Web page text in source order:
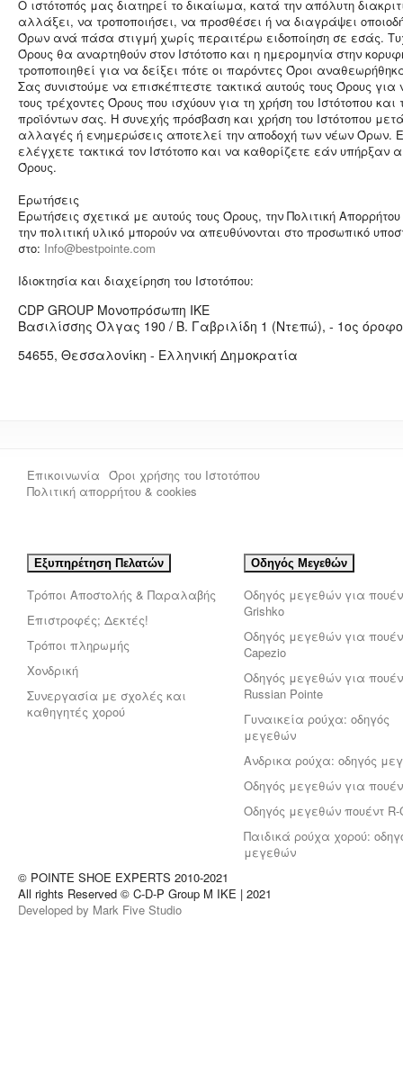
Ο ιστότοπός μας διατηρεί το δικαίωμα, κατά την απόλυτη
αλλάξει, να τροποποιήσει, να προσθέσει ή να διαγράψει
Όρων ανά πάσα στιγμή χωρίς περαιτέρω ειδοποίηση σε εσάς.
Όρους θα αναρτηθούν στον Ιστότοπο και η ημερομηνία στην
τροποποιηθεί για να δείξει πότε οι παρόντες Όροι
Σας συνιστούμε να επισκέπτεστε τακτικά αυτούς τους Όρους
τους τρέχοντες Όρους που ισχύουν για τη χρήση του Ιστότοπου
προϊόντων σας. Η συνεχής πρόσβαση και χρήση του Ιστότοπου
αλλαγές ή ενημερώσεις αποτελεί την αποδοχή των νέων Όρων.
ελέγχετε τακτικά τον Ιστότοπο και να καθορίζετε εάν υπήρξαν
Όρους.
Ερωτήσεις
Ερωτήσεις σχετικά με αυτούς τους Όρους, την Πολιτική
την πολιτική υλικό μπορούν να απευθύνονται στο προσωπικό
στο: Info@bestpointe.com
Ιδιοκτησία και διαχείρηση του Ιστοτόπου:
CDP GROUP Μονοπρόσωπη ΙΚΕ
Βασιλίσσης Όλγας 190 / Β. Γαβριλίδη 1 (Ντεπώ), - 1ος
54655, Θεσσαλονίκη - Ελληνική Δημοκρατία
Επικοινωνία Όροι χρήσης του Ιστοτόπου
Πολιτική απορρήτου & cookies
Εξυπηρέτηση Πελατών
Τρόποι Αποστολής & Παραλαβής
Επιστροφές; Δεκτές!
Τρόποι πληρωμής
Χονδρική
Συνεργασία με σχολές και
καθηγητές χορού
Οδηγός Μεγεθών
Οδηγός μεγεθών για
Grishko
Οδηγός μεγεθών για
Capezio
Οδηγός μεγεθών για
Russian Pointe
Γυναικεία ρούχα: οδηγός
μεγεθών
Ανδρικα ρούχα: οδηγός
Οδηγός μεγεθών για
Οδηγός μεγεθών πουέντ R-
Παιδικά ρούχα χορού:
μεγεθών
© POINTE SHOE EXPERTS 2010-2021
All rights Reserved © C-D-P Group M IKE | 2021
Developed by Mark Five Studio